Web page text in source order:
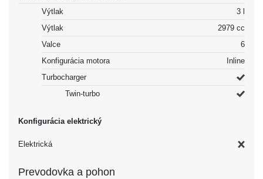
Výtlak
3 l
Výtlak
2979 cc
Valce
6
Konfigurácia motora
Inline
Turbocharger
Twin-turbo
Konfigurácia elektrický
Elektrická
Prevodovka a pohon